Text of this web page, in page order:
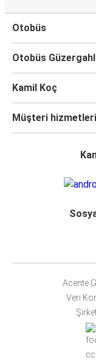
Otobüs
Otobüs
Kamil Koç
Müşteri hizmetleri
Acente
Veri